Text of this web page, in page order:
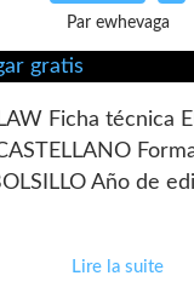
Par ewhevaga
Ficha técnica
Año de
Lire la suite